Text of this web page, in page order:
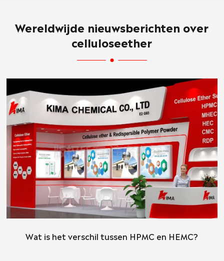
Wereldwijde nieuwsberichten over
celluloseether
Wat is het verschil tussen HPMC en HEMC?